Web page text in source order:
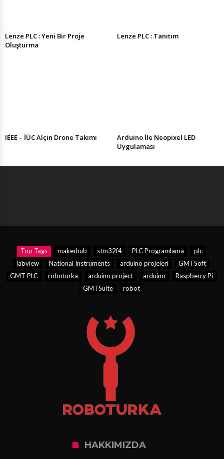
Lenze PLC : Yeni Bir Proje
Oluşturma
Lenze PLC : Tanıtım
IEEE – İÜC Alçin Drone Takımı
Arduino İle Neopixel LED
Uygulaması
Top Tags makerhub stm32f4 PLC Programlama
plc
labview
National Instruments arduino projeleri
GMTSoft
GMT PLC
roboturka arduino project arduino
Raspberry Pi
GMTSuite
robot
HAKKIMIZDA